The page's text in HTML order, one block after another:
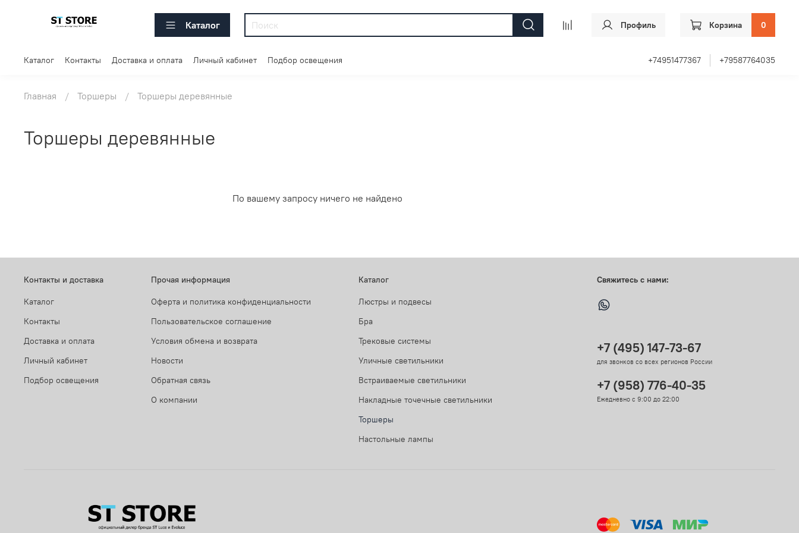
Каталог Профиль Корзина 0
Каталог Контакты Доставка и оплата Личный кабинет Подбор освещения +74951477367 +79587764035
Главная Торшеры Торшеры деревянные
Торшеры деревянные
По вашему запросу ничего не найдено
Контакты и доставка
Каталог
Контакты
Доставка и оплата
Личный кабинет
Подбор освещения
Прочая информация
Оферта и политика конфиденциальности
Пользовательское соглашение
Условия обмена и возврата
Новости
Обратная связь
О компании
Каталог
Люстры и подвесы
Бра
Трековые системы
Уличные светильники
Встраиваемые светильники
Накладные точечные светильники
Торшеры
Настольные лампы
Свяжитесь с нами:
+7 (495) 147-73-67
для звонков со всех регионов России
+7 (958) 776-40-35
Ежедневно с 9:00 до 22:00